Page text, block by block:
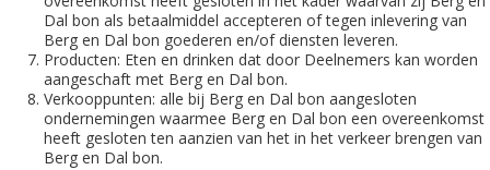
Dal bon als betaalmiddel accepteren of tegen inlevering van
Berg en Dal bon goederen en/of diensten leveren.
Producten: Eten en drinken dat door Deelnemers kan worden
aangeschaft met Berg en Dal bon.
Verkooppunten: alle bij Berg en Dal bon aangesloten
ondernemingen waarmee Berg en Dal bon een overeenkomst
heeft gesloten ten aanzien van het in het verkeer brengen van
Berg en Dal bon.